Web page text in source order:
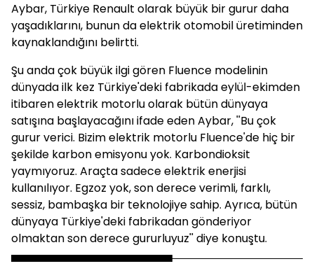
Aybar, Türkiye Renault olarak büyük bir gurur daha
yaşadıklarını, bunun da elektrik otomobil üretiminden
kaynaklandığını belirtti.
Şu anda çok büyük ilgi gören Fluence modelinin
dünyada ilk kez Türkiye'deki fabrikada eylül-ekimden
itibaren elektrik motorlu olarak bütün dünyaya
satışına başlayacağını ifade eden Aybar, ''Bu çok
gurur verici. Bizim elektrik motorlu Fluence'de hiç bir
şekilde karbon emisyonu yok. Karbondioksit
yaymıyoruz. Araçta sadece elektrik enerjisi
kullanılıyor. Egzoz yok, son derece verimli, farklı,
sessiz, bambaşka bir teknolojiye sahip. Ayrıca, bütün
dünyaya Türkiye'deki fabrikadan gönderiyor
olmaktan son derece gururluyuz'' diye konuştu.